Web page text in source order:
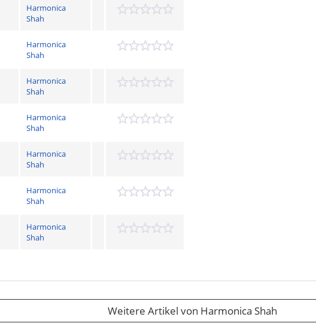
Harmonica
Shah
Harmonica
Shah
Harmonica
Shah
Harmonica
Shah
Harmonica
Shah
Harmonica
Shah
Harmonica
Shah
Weitere Artikel von Harmonica Shah